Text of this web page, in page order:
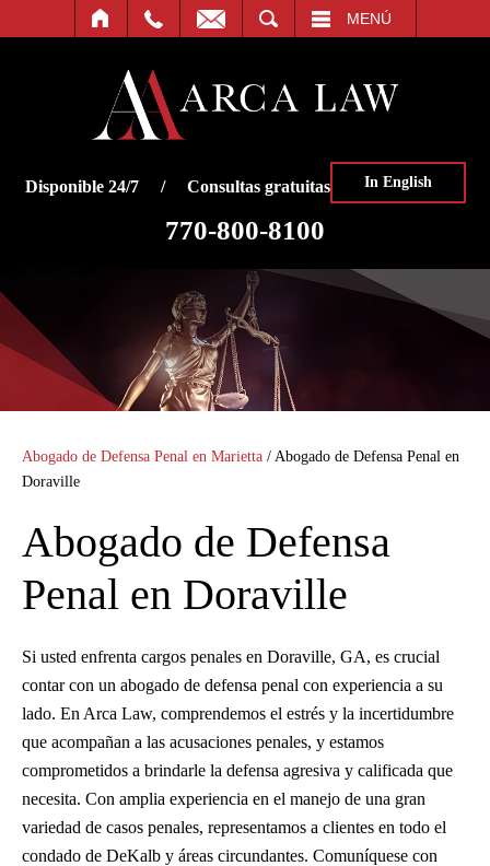
MENÚ
Disponible 24/7 / Consultas gratuitas In English
770-800-8100
Abogado de Defensa Penal en Marietta / Abogado de Defensa Penal en
Doraville
Abogado de Defensa
Penal en Doraville
Si usted enfrenta cargos penales en Doraville, GA, es crucial
contar con un abogado de defensa penal con experiencia a su
lado. En Arca Law, comprendemos el estrés y la incertidumbre
que acompañan a las acusaciones penales, y estamos
comprometidos a brindarle la defensa agresiva y calificada que
necesita. Con amplia experiencia en el manejo de una gran
variedad de casos penales, representamos a clientes en todo el
condado de DeKalb y áreas circundantes. Comuníquese con